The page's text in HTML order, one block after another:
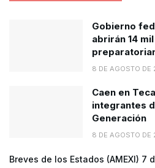
Gobierno
abrirán 14
8 DE AGOSTO DE
Caen en
integrantes
Generación
8 DE AGOSTO DE
Breves de los Estados (AMEXI) 7